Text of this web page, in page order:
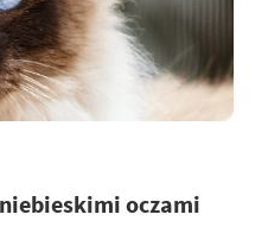
oczami